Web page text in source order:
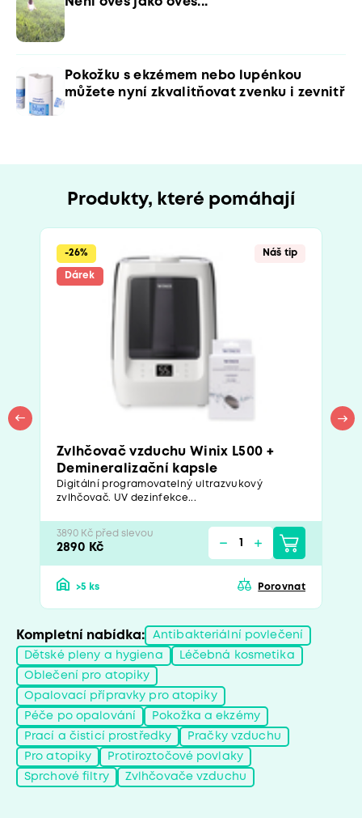
Pokožku s ekzémem nebo lupénkou
můžete nyní zkvalitňovat zvenku i zevnitř
Produkty, které pomáhají
Dárek
-26% Náš tip
Zvlhčovač vzduchu Winix L500 +
Demineralizační kapsle
Digitální programovatelný ultrazvukový
zvlhčovač. UV dezinfekce...
3890 Kč před slevou
2890 Kč
>5 ks Porovnat
Kompletní nabídka: Antibakteriální povlečení
Dětské pleny a hygiena Léčebná kosmetika
Oblečení pro atopiky
Opalovací přípravky pro atopiky
Péče po opalování Pokožka a ekzémy
Prací a čisticí prostředky Pračky vzduchu
Pro atopiky Protiroztočové povlaky
Sprchové filtry Zvlhčovače vzduchu